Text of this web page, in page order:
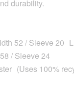
durability.
52 / Sleeve 20
/ Sleeve 24
(Uses 100%